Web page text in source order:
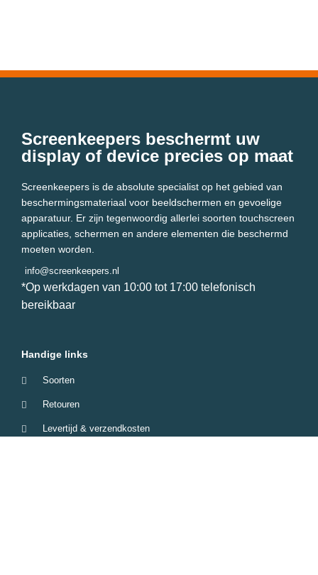
Screenkeepers beschermt uw
display of device precies op maat
Screenkeepers is de absolute specialist op het gebied van
beschermingsmateriaal voor beeldschermen en gevoelige
apparatuur. Er zijn tegenwoordig allerlei soorten touchscreen
applicaties, schermen en andere elementen die beschermd
moeten worden.
info@screenkeepers.nl
*Op werkdagen van 10:00 tot 17:00 telefonisch
bereikbaar
Handige links
Soorten
Retouren
Levertijd & verzendkosten